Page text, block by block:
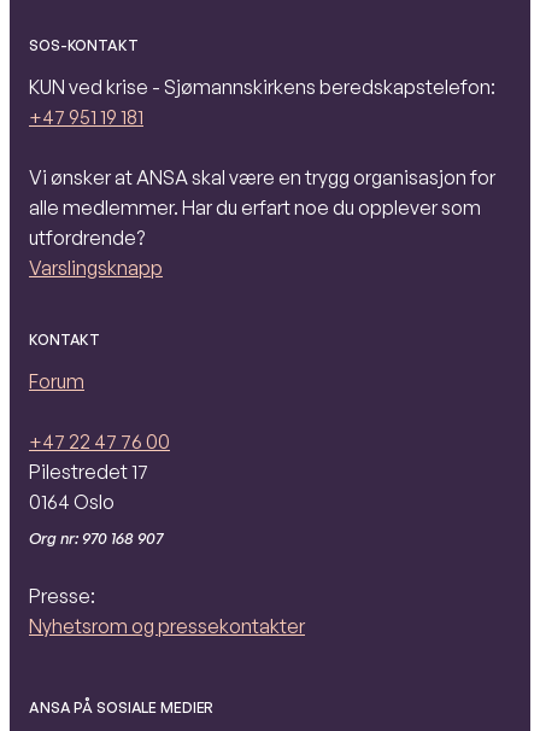
SOS-KONTAKT
KUN ved krise - Sjømannskirkens beredskapstelefon:
+47 951 19 181
Vi ønsker at ANSA skal være en trygg organisasjon for
alle medlemmer. Har du erfart noe du opplever som
utfordrende?
Varslingsknapp
KONTAKT
Forum
+47 22 47 76 00
Pilestredet 17
0164 Oslo
Org nr: 970 168 907
Presse:
Nyhetsrom og pressekontakter
ANSA PÅ SOSIALE MEDIER